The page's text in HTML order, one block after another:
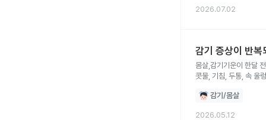
2026.07.02
감기 증상이 반
몸살,감기기운이 한달
콧물, 기침, 두통, 속 울
감기/몸살
2026.05.12